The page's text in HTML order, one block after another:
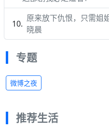
原来放下仇恨，只需姐
晓晨
专题
微博之夜
推荐生活